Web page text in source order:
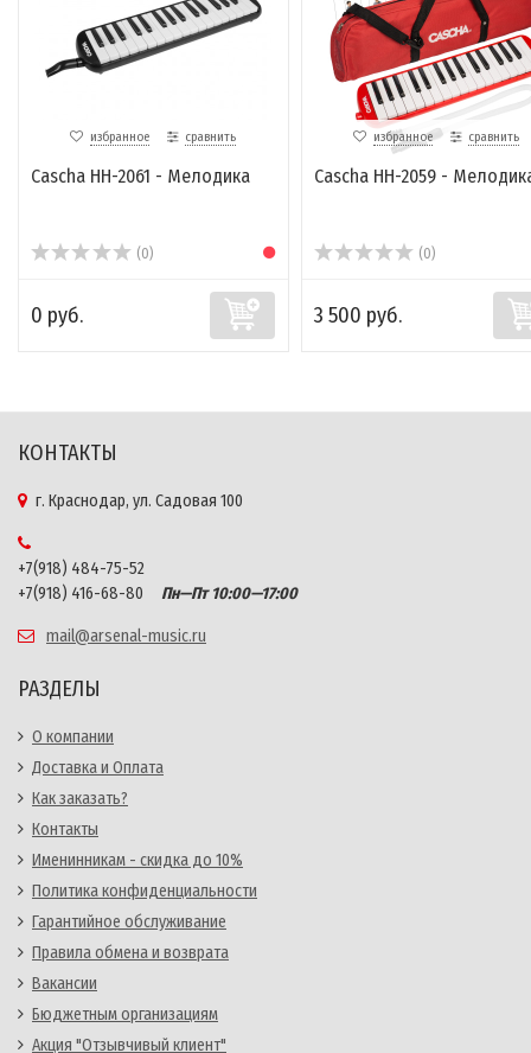
избранное сравнить
Cascha HH-2061 - Мелодика
(0)
0 руб.
избранное сравнить
Cascha HH-2059 -
(0)
3 500 руб.
КОНТАКТЫ
г. Краснодар, ул. Садовая 100
+7(918) 484-75-52
+7(918) 416-68-80
Пн—Пт 10:00—17:00
mail@arsenal-music.ru
РАЗДЕЛЫ
О компании
Доставка и Оплата
Как заказать?
Контакты
Именинникам - скидка до 10%
Политика конфиденциальности
Гарантийное обслуживание
Правила обмена и возврата
Вакансии
Бюджетным организациям
Акция "Отзывчивый клиент"